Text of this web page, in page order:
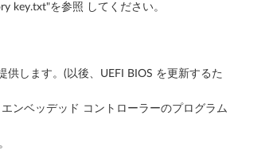
key.txt"を参照 してください。
します。(以後、UEFI BIOS を更新するた
ンベッデッド コントローラーのプログラム